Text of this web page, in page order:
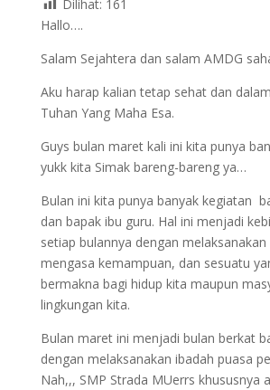
Dilihat: 161
Hallo….
Salam Sejahtera dan salam AMDG
Aku harap kalian tetap sehat dan
Tuhan Yang Maha Esa.
Guys bulan maret kali ini kita punya
yukk kita Simak bareng-bareng ya…
Bulan ini kita punya banyak kegiatan
dan bapak ibu guru. Hal ini menjadi
setiap bulannya dengan
mengasa kemampuan, dan sesuatu
bermakna bagi hidup kita maupun
lingkungan kita.
Bulan maret ini menjadi bulan berkat
dengan melaksanakan ibadah puasa
Nah,,, SMP Strada MUerrs khususnya